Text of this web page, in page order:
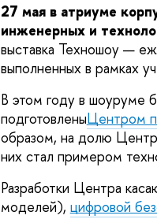
27 мая в атриуме
инженерных и
выставка Техношоу —
выполненных в рамках
В этом году в шоуруме
подготовленыЦентром
образом, на долю
них стал примером
Разработки Центра
моделей), цифровой